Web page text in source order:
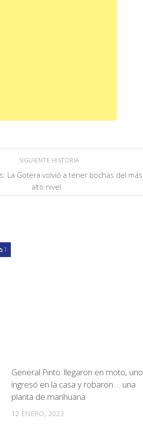
SIGUIENTE HISTORIA
La Gotera volvió a tener bochas del más
alto nivel
1
General Pinto: llegaron en moto, uno
ingresó en la casa y robaron … una
planta de marihuana
12 ENERO, 2023